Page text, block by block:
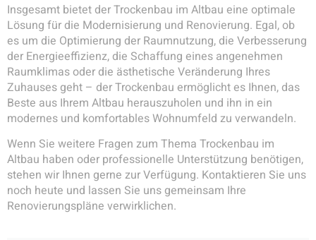
Insgesamt bietet der Trockenbau im Altbau eine optimale
Lösung für die Modernisierung und Renovierung. Egal, ob
es um die Optimierung der Raumnutzung, die Verbesserung
der Energieeffizienz, die Schaffung eines angenehmen
Raumklimas oder die ästhetische Veränderung Ihres
Zuhauses geht – der Trockenbau ermöglicht es Ihnen, das
Beste aus Ihrem Altbau herauszuholen und ihn in ein
modernes und komfortables Wohnumfeld zu verwandeln.
Wenn Sie weitere Fragen zum Thema Trockenbau im
Altbau haben oder professionelle Unterstützung benötigen,
stehen wir Ihnen gerne zur Verfügung. Kontaktieren Sie uns
noch heute und lassen Sie uns gemeinsam Ihre
Renovierungspläne verwirklichen.